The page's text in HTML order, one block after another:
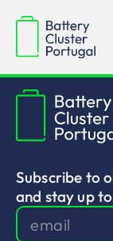
Paulo
Subscribe to
and stay up